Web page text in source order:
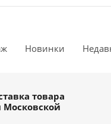
Новинки
товара
Московской